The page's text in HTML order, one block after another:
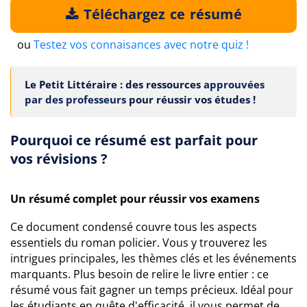
Téléchargez ce résumé
ou Testez vos connaisances avec notre quiz !
Le Petit Littéraire : des ressources approuvées
par des professeurs pour réussir vos études !
Pourquoi ce résumé est parfait pour
vos révisions ?
Un résumé complet pour réussir vos examens
Ce document condensé couvre tous les aspects
essentiels du roman policier. Vous y trouverez les
intrigues principales, les thèmes clés et les événements
marquants. Plus besoin de relire le livre entier : ce
résumé vous fait gagner un temps précieux. Idéal pour